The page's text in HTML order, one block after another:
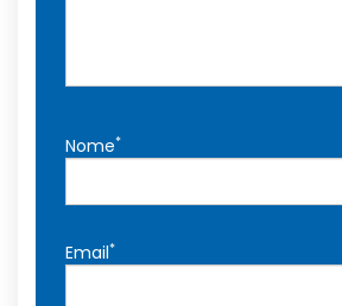
Nome*
Email*